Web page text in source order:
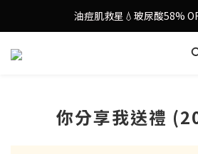
謝安琪愛用美容儀🌸護膚
油痘肌救星💧玻尿酸58%
果凍噴霧！一噴即現美白
你分享我送禮